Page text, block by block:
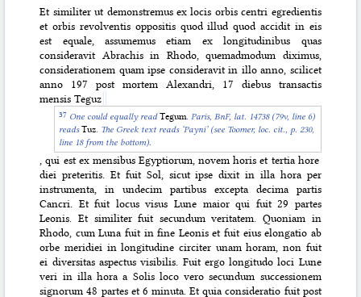
Et similiter ut demonstremus ex locis orbis centri egredientis
et orbis revolventis oppositis quod illud quod accidit in eis
est equale, assumemus etiam ex longitudinibus quas
consideravit Abrachis in Rhodo, quemadmodum diximus,
considerationem quam ipse consideravit in illo anno, scilicet
anno 197 post mortem Alexandri, 17 diebus transactis
mensis Teguz
One could equally readTegum. Paris, BnF, lat. 14738 (79v, line 6)
readsTuz. The Greek text reads ‘Payni’ (see Toomer, loc. cit., p. 230,
line 18 from the bottom).
, qui est ex mensibus Egyptiorum, novem horis et tertia hore
diei preteritis. Et fuit Sol, sicut ipse dixit in illa hora per
instrumenta, in undecim partibus excepta decima partis
Cancri. Et fuit locus visus Lune maior qui fuit 29 partes
Leonis. Et similiter fuit secundum veritatem. Quoniam in
Rhodo, cum Luna fuit in fine Leonis et fuit eius elongatio ab
orbe meridiei in longitudine circiter unam horam, non fuit
ei diversitas aspectus visibilis. Fuit ergo longitudo loci Lune
veri in illa hora a Solis loco vero secundum successionem
signorum 48 partes et 6 minuta. Et quia consideratio fuit post